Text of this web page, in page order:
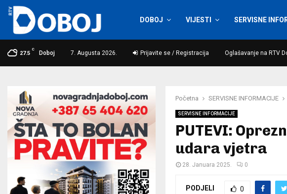
DOBOJ VIJESTI SERVISNE
27.5
C
Doboj 7. Augusta 2026. Prijavite se / Registracija Oglašavanje na RTV
Početna SERVISNE INFORMACIJE
SERVISNE INFORMACIJE
PUTEVI:
udara vjetra
28. Januara 2025. 0
PODJELI 0